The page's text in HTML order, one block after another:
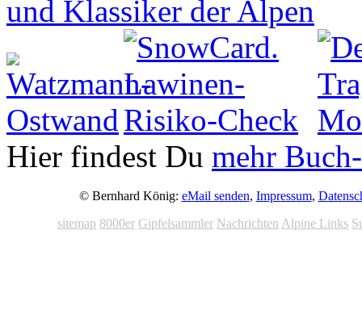
Hier findest Du mehr
© Bernhard König: eMail senden, Impressum,
sitemap 8000er Gipfelsammler Nachrichten Alpine Links